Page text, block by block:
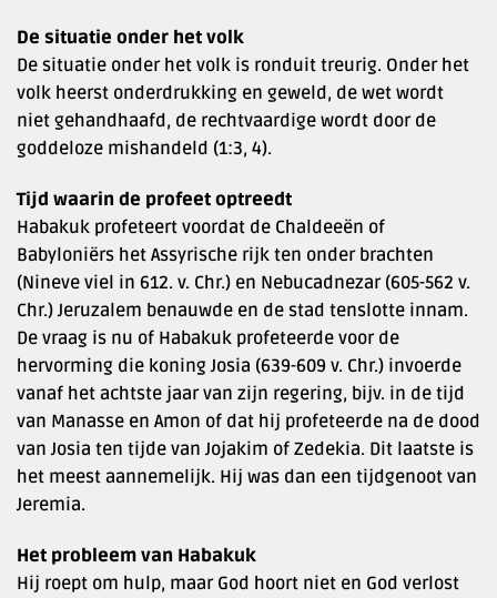
De situatie onder het volk
De situatie onder het volk is ronduit treurig. Onder het
volk heerst onderdrukking en geweld, de wet wordt
niet gehandhaafd, de rechtvaardige wordt door de
goddeloze mishandeld (1:3, 4).
Tijd waarin de profeet optreedt
Habakuk profeteert voordat de Chaldeeën of
Babyloniërs het Assyrische rijk ten onder brachten
(Nineve viel in 612. v. Chr.) en Nebucadnezar (605-562 v.
Chr.) Jeruzalem benauwde en de stad tenslotte innam.
De vraag is nu of Habakuk profeteerde voor de
hervorming die koning Josia (639-609 v. Chr.) invoerde
vanaf het achtste jaar van zijn regering, bijv. in de tijd
van Manasse en Amon of dat hij profeteerde na de dood
van Josia ten tijde van Jojakim of Zedekia. Dit laatste is
het meest aannemelijk. Hij was dan een tijdgenoot van
Jeremia.
Het probleem van Habakuk
Hij roept om hulp, maar God hoort niet en God verlost